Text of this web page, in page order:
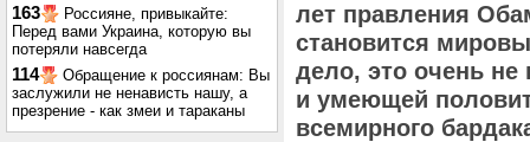
163
Россияне, привыкайте:
Перед вами Украина, которую вы
потеряли навсегда
114
Обращение к россиянам: Вы
заслужили не ненависть нашу, а
презрение - как змеи и тараканы
лет правления
становится
дело, это очень
и умеющей
всемирного